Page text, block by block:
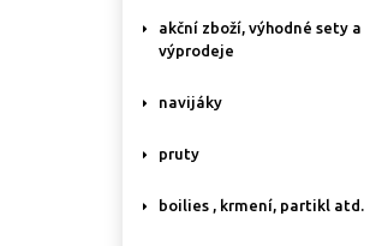
akční zboží, výhodné sety a
výprodeje
navijáky
pruty
boilies , krmení, partikl atd.